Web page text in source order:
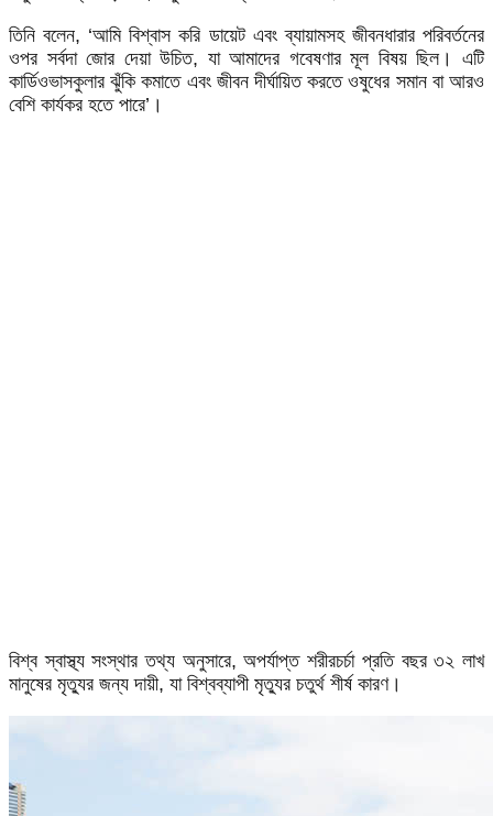
তিনি বলেন, ‘আমি বিশ্বাস করি ডায়েট এবং ব্যায়ামসহ জীবনধারার পরিবর্তনের
ওপর সর্বদা জোর দেয়া উচিত, যা আমাদের গবেষণার মূল বিষয় ছিল। এটি
কার্ডিওভাসকুলার ঝুঁকি কমাতে এবং জীবন দীর্ঘায়িত করতে ওষুধের সমান বা আরও
বেশি কার্যকর হতে পারে’।
বিশ্ব স্বাস্থ্য সংস্থার তথ্য অনুসারে, অপর্যাপ্ত শরীরচর্চা প্রতি বছর ৩২ লাখ
মানুষের মৃত্যুর জন্য দায়ী, যা বিশ্বব্যাপী মৃত্যুর চতুর্থ শীর্ষ কারণ।